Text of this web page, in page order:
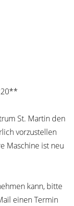
St. Martin den
vorzustellen
Maschine ist neu
kann, bitte
einen Termin